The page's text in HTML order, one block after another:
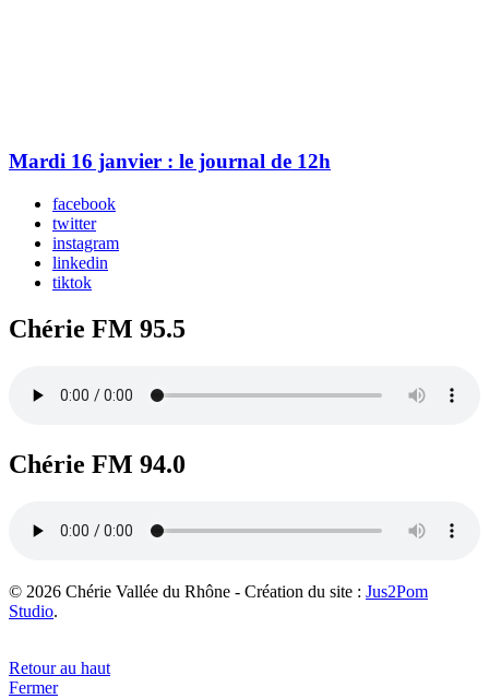
Mardi 16 janvier : le journal de 12h
facebook
twitter
instagram
linkedin
tiktok
Chérie FM 95.5
Chérie FM 94.0
© 2026 Chérie Vallée du Rhône - Création du site : Jus2Pom
Studio.
Retour au haut
Fermer